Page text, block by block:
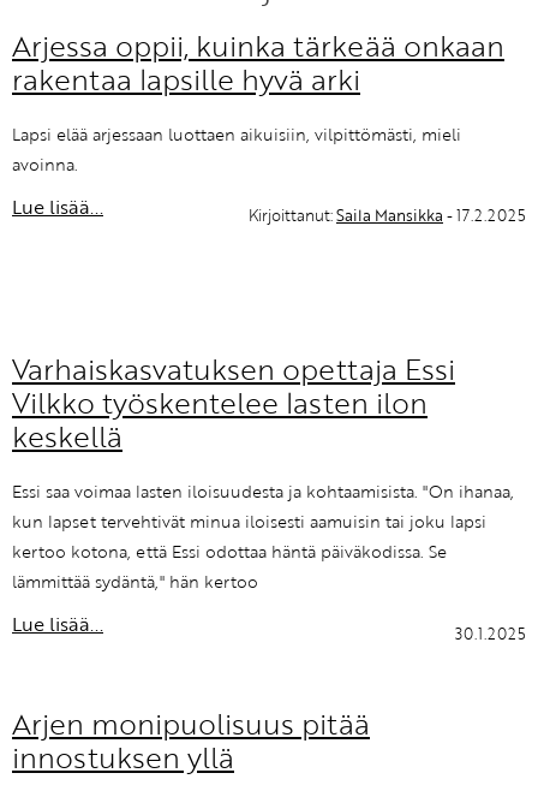
Arjessa oppii, kuinka tärkeää onkaan
rakentaa lapsille hyvä arki
Lapsi elää arjessaan luottaen aikuisiin, vilpittömästi, mieli
avoinna.
Lue lisää... Kirjoittanut:Saila Mansikka - 17.2.2025
Varhaiskasvatuksen opettaja Essi
Vilkko työskentelee lasten ilon
keskellä
Essi saa voimaa lasten iloisuudesta ja kohtaamisista. "On ihanaa,
kun lapset tervehtivät minua iloisesti aamuisin tai joku lapsi
kertoo kotona, että Essi odottaa häntä päiväkodissa. Se
lämmittää sydäntä," hän kertoo
Lue lisää... 30.1.2025
Arjen monipuolisuus pitää
innostuksen yllä